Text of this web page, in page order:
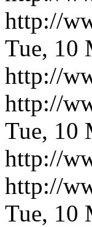
http://
Tue, 10
http://
http://
Tue, 10
http://
http://
Tue, 10